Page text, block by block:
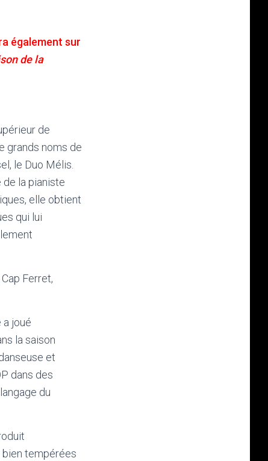
également sur
de la
de
grands noms de
le Duo Mélis.
la pianiste
elle obtient
qui lui
Ferret,
joué
la saison
et
dans des
du
tempérées